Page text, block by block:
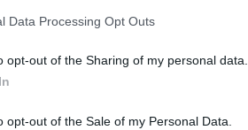
Data Processing Opt Outs
opt-out of the Sharing of my personal data.
opt-out of the Sale of my Personal Data.
Via Barelli 4,Como
Stadtplan